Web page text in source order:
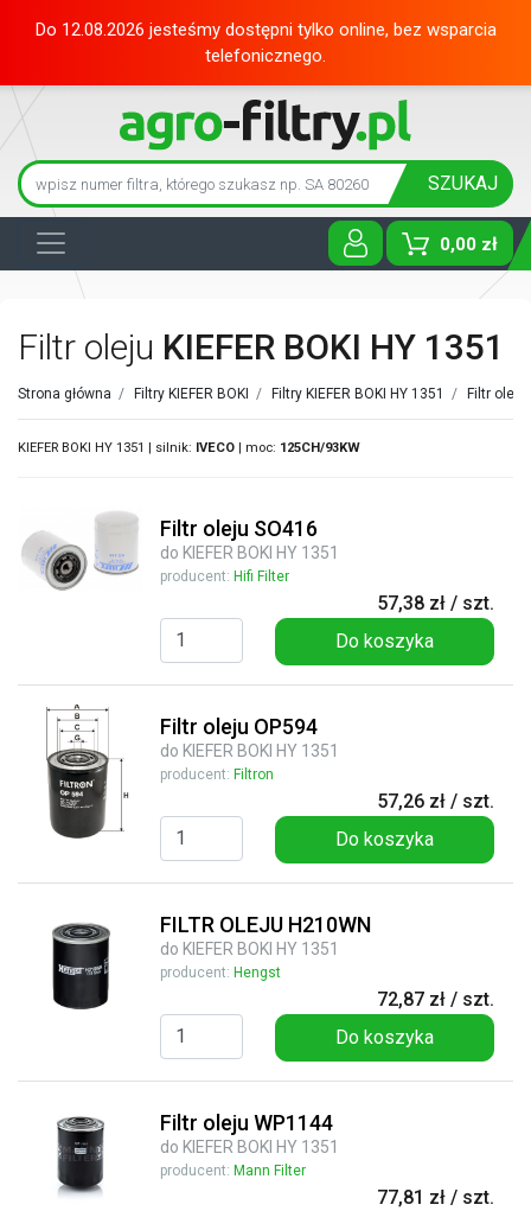
Do 12.08.2026 jesteśmy dostępni tylko online, bez wsparcia
telefonicznego.
SZUKAJ
0,00 zł
Toggle
Filtr oleju KIEFER BOKI HY 1351
Strona główna / Filtry KIEFER BOKI / Filtry KIEFER BOKI HY 1351 / Filtr oleju
KIEFER BOKI HY 1351 | silnik: IVECO | moc: 125CH/93KW
Filtr oleju SO416
do KIEFER BOKI HY 1351
producent: Hifi Filter
57,38 zł / szt.
Do koszyka
Filtr oleju OP594
do KIEFER BOKI HY 1351
producent: Filtron
57,26 zł / szt.
Do koszyka
FILTR OLEJU H210WN
do KIEFER BOKI HY 1351
producent: Hengst
72,87 zł / szt.
Do koszyka
Filtr oleju WP1144
do KIEFER BOKI HY 1351
producent: Mann Filter
77,81 zł / szt.